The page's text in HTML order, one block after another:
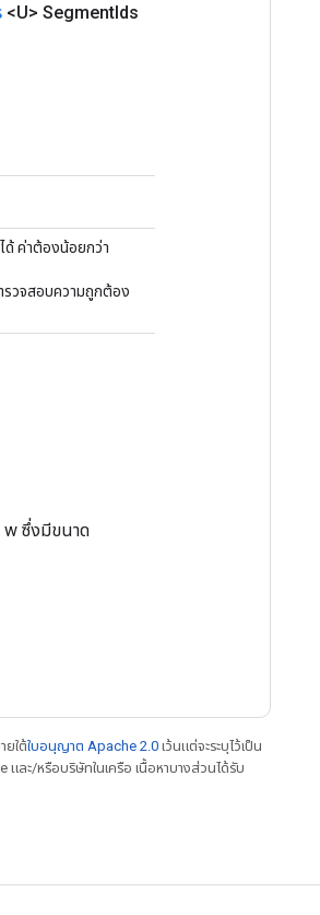
<U> SegmentIds
ด้ ค่าต้องน้อยกว่า
รวจสอบความถูกต้อง
ซึ่งมีขนาด
ยใต้ใบอนุญาต Apache 2.0 เว้นแต่จะระบุไว้เป็น
และ/หรือบริษัทในเครือ เนื้อหาบางส่วนได้รับ